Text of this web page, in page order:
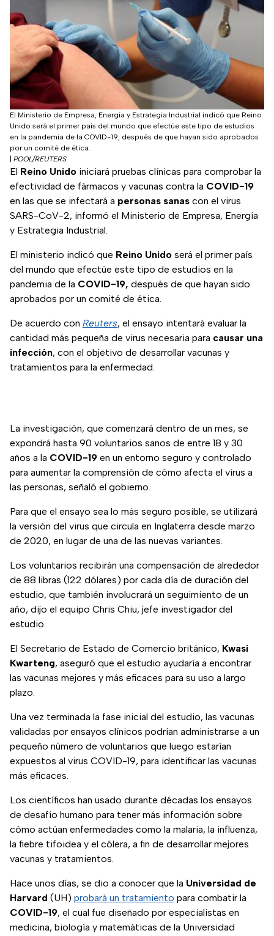
El Ministerio de Empresa, Energía y Estrategia Industrial indicó que Reino
Unido será el primer país del mundo que efectúe este tipo de estudios
en la pandemia de la COVID-19, después de que hayan sido aprobados
por un comité de ética.
POOL/REUTERS
El Reino Unido iniciará pruebas clínicas para comprobar la
efectividad de fármacos y vacunas contra la COVID-19
en las que se infectará a personas sanas con el virus
SARS-CoV-2, informó el Ministerio de Empresa, Energía
y Estrategia Industrial.
El ministerio indicó que Reino Unido será el primer país
del mundo que efectúe este tipo de estudios en la
pandemia de la COVID-19, después de que hayan sido
aprobados por un comité de ética.
De acuerdo con Reuters, el ensayo intentará evaluar la
cantidad más pequeña de virus necesaria para causar una
infección, con el objetivo de desarrollar vacunas y
tratamientos para la enfermedad.
La investigación, que comenzará dentro de un mes, se
expondrá hasta 90 voluntarios sanos de entre 18 y 30
años a la COVID-19 en un entorno seguro y controlado
para aumentar la comprensión de cómo afecta el virus a
las personas, señaló el gobierno.
Para que el ensayo sea lo más seguro posible, se utilizará
la versión del virus que circula en Inglaterra desde marzo
de 2020, en lugar de una de las nuevas variantes.
Los voluntarios recibirán una compensación de alrededor
de 88 libras (122 dólares) por cada día de duración del
estudio, que también involucrará un seguimiento de un
año, dijo el equipo Chris Chiu, jefe investigador del
estudio.
El Secretario de Estado de Comercio británico, Kwasi
Kwarteng, aseguró que el estudio ayudaría a encontrar
las vacunas mejores y más eficaces para su uso a largo
plazo.
Una vez terminada la fase inicial del estudio, las vacunas
validadas por ensayos clínicos podrían administrarse a un
pequeño número de voluntarios que luego estarían
expuestos al virus COVID-19, para identificar las vacunas
más eficaces.
Los científicos han usado durante décadas los ensayos
de desafío humano para tener más información sobre
cómo actúan enfermedades como la malaria, la influenza,
la fiebre tifoidea y el cólera, a fin de desarrollar mejores
vacunas y tratamientos.
Hace unos días, se dio a conocer que la Universidad de
Harvard (UH) probará un tratamiento para combatir la
COVID-19, el cual fue diseñado por especialistas en
medicina, biología y matemáticas de la Universidad